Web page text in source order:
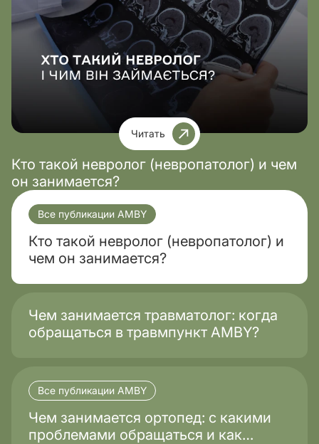
Читать
Кто такой невролог (невропатолог) и чем
он занимается?
Все публикации AMBY
Кто такой невролог (невропатолог) и
чем он занимается?
Чем занимается травматолог: когда
обращаться в травмпункт AMBY?
Все публикации AMBY
Чем занимается ортопед: с какими
проблемами обращаться и как